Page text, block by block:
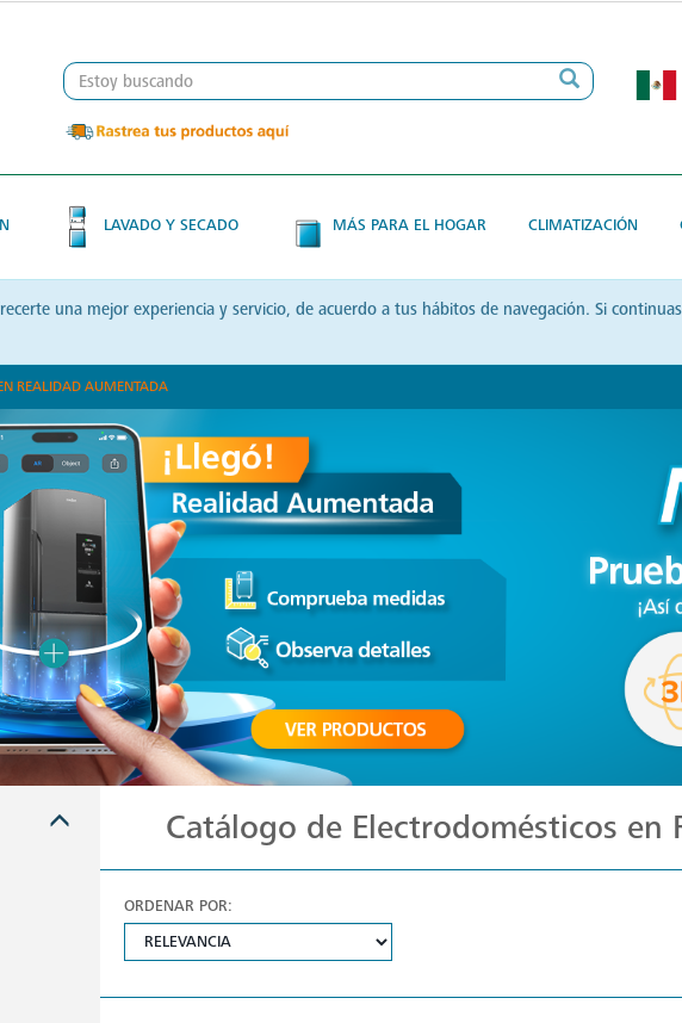
LAVADO Y SECADO MÁS PARA EL HOGAR CLIMATIZACIÓN
una mejor experiencia y servicio, de acuerdo a tus hábitos de navegación. Si
REALIDAD AUMENTADA
Catálogo de Electrodomésticos en
ORDENAR POR: